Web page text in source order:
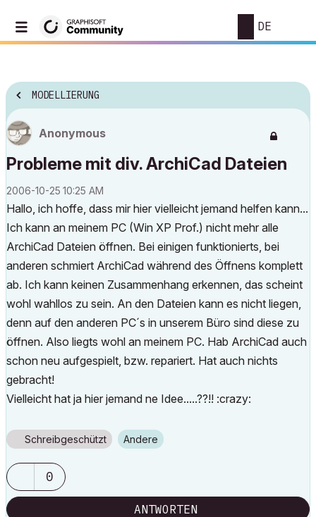
DE
MODELLIERUNG
Anonymous
Probleme mit div. ArchiCad Dateien
‎2006-10-25 10:25 AM
Hallo, ich hoffe, dass mir hier vielleicht jemand helfen kann...
Ich kann an meinem PC (Win XP Prof.) nicht mehr alle
ArchiCad Dateien öffnen. Bei einigen funktionierts, bei
anderen schmiert ArchiCad während des Öffnens komplett
ab. Ich kann keinen Zusammenhang erkennen, das scheint
wohl wahllos zu sein. An den Dateien kann es nicht liegen,
denn auf den anderen PC´s in unserem Büro sind diese zu
öffnen. Also liegts wohl an meinem PC. Hab ArchiCad auch
schon neu aufgespielt, bzw. repariert. Hat auch nichts
gebracht!
Vielleicht hat ja hier jemand ne Idee.....??!! :crazy:
Schreibgeschützt Andere
0
ANTWORTEN